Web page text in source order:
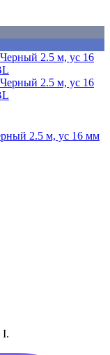
2.5 м, ус 16 мм
I.